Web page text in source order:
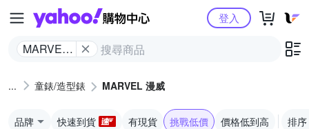
Yahoo購物中心
MARVEL
登入
童錶/造型錶 MARVEL 漫威
品牌 快速到貨 有現貨 挑戰低價 價格低到高 排序